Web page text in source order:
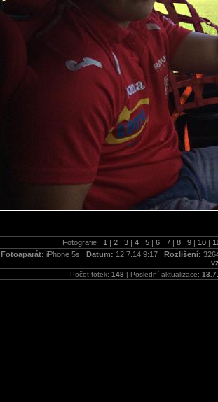
Fotografie | 1 | 2 | 3 | 4 | 5 | 6 | 7 | 8 | 9 | 10 |
Fotoaparát: iPhone 5s | Datum: 12.7.14 9:17 | Rozlišení:
Počet fotek: 148 | Poslední aktualizace: